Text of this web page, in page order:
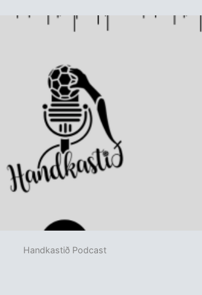
Handkastið Podcast